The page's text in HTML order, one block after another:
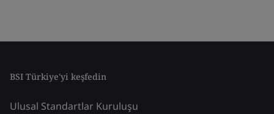
BSI Türkiye'yi keşfedin
Ulusal Standartlar Kuruluşu